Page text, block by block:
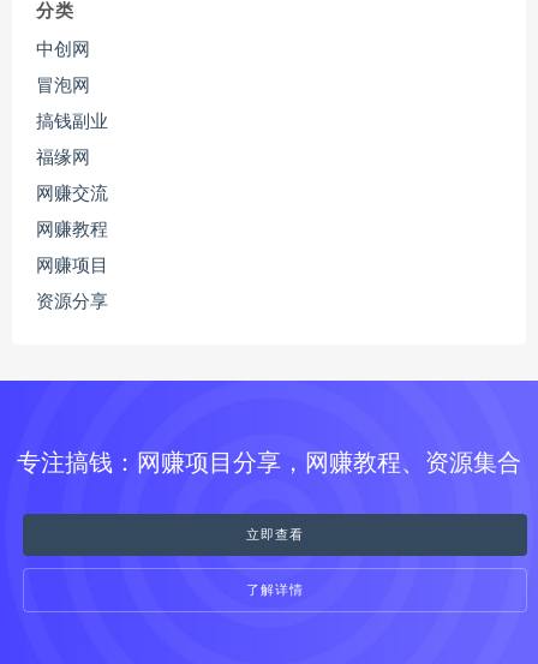
分类
中创网
冒泡网
搞钱副业
福缘网
网赚交流
网赚教程
网赚项目
资源分享
专注搞钱：网赚项目分享，网赚教程、资源集合
立即查看
了解详情